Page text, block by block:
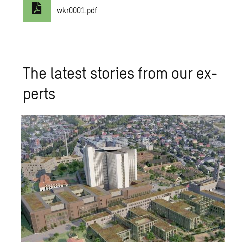
wkr0001.pdf
The lat­est sto­ries from our ex­
perts